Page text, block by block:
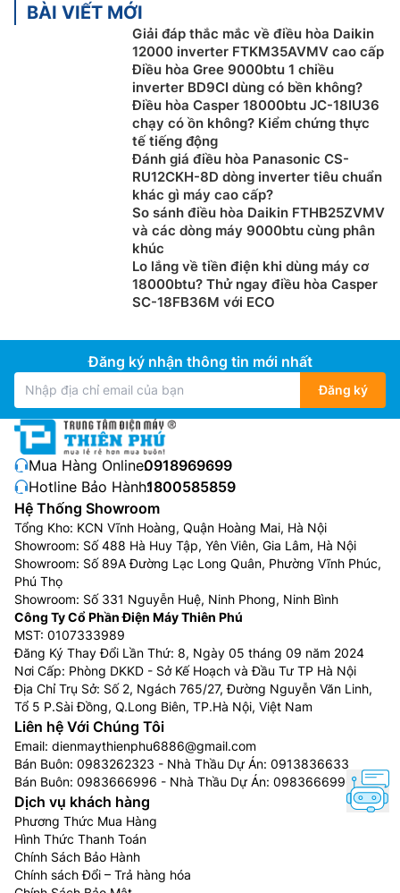
BÀI VIẾT MỚI
Giải đáp thắc mắc về điều hòa Daikin
12000 inverter FTKM35AVMV cao cấp
Điều hòa Gree 9000btu 1 chiều
inverter BD9CI dùng có bền không?
Điều hòa Casper 18000btu JC-18IU36
chạy có ồn không? Kiểm chứng thực
tế tiếng động
Đánh giá điều hòa Panasonic CS-
RU12CKH-8D dòng inverter tiêu chuẩn
khác gì máy cao cấp?
So sánh điều hòa Daikin FTHB25ZVMV
và các dòng máy 9000btu cùng phân
khúc
Lo lắng về tiền điện khi dùng máy cơ
18000btu? Thử ngay điều hòa Casper
SC-18FB36M với ECO
Đăng ký nhận thông tin mới nhất
Đăng ký
Mua Hàng Online:0918969699
Hotline Bảo Hành:1800585859
Hệ Thống Showroom
Tổng Kho: KCN Vĩnh Hoàng, Quận Hoàng Mai, Hà Nội
Showroom: Số 488 Hà Huy Tập, Yên Viên, Gia Lâm, Hà Nội
Showroom: Số 89A Đường Lạc Long Quân, Phường Vĩnh Phúc,
Phú Thọ
Showroom: Số 331 Nguyễn Huệ, Ninh Phong, Ninh Bình
Công Ty Cổ Phần Điện Máy Thiên Phú
MST: 0107333989
Đăng Ký Thay Đổi Lần Thứ: 8, Ngày 05 tháng 09 năm 2024
Nơi Cấp: Phòng DKKD - Sở Kế Hoạch và Đầu Tư TP Hà Nội
Địa Chỉ Trụ Sở: Số 2, Ngách 765/27, Đường Nguyễn Văn Linh,
Tổ 5 P.Sài Đồng, Q.Long Biên, TP.Hà Nội, Việt Nam
Liên hệ Với Chúng Tôi
Email: dienmaythienphu6886@gmail.com
Bán Buôn: 0983262323 - Nhà Thầu Dự Án: 0913836633
Bán Buôn: 0983666996 - Nhà Thầu Dự Án: 0983666996
Dịch vụ khách hàng
Phương Thức Mua Hàng
Hình Thức Thanh Toán
Chính Sách Bảo Hành
Chính sách Đổi – Trả hàng hóa